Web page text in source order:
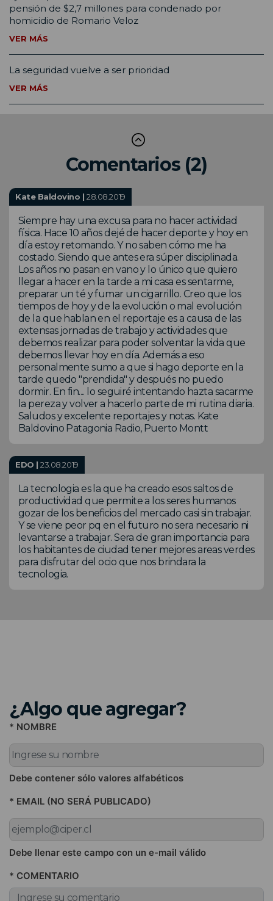
pensión de $2,7 millones para condenado por
homicidio de Romario Veloz
VER MÁS
La seguridad vuelve a ser prioridad
VER MÁS
Comentarios (2)
Kate Baldovino |28.08.2019
Siempre hay una excusa para no hacer actividad
física. Hace 10 años dejé de hacer deporte y hoy en
día estoy retomando. Y no saben cómo me ha
costado. Siendo que antes era súper disciplinada.
Los años no pasan en vano y lo único que quiero
llegar a hacer en la tarde a mi casa es sentarme,
preparar un té y fumar un cigarrillo. Creo que los
tiempos de hoy y de la evolución o mal evolución
de la que hablan en el reportaje es a causa de las
extensas jornadas de trabajo y actividades que
debemos realizar para poder solventar la vida que
debemos llevar hoy en día. Además a eso
personalmente sumo a que si hago deporte en la
tarde quedo "prendida" y después no puedo
dormir. En fin.... lo seguiré intentando hazta sacarme
la pereza y volver a hacerlo parte de mi rutina diaria.
Saludos y excelente reportajes y notas. Kate
Baldovino Patagonia Radio, Puerto Montt
EDO |23.08.2019
La tecnologia es la que ha creado esos saltos de
productividad que permite a los seres humanos
gozar de los beneficios del mercado casi sin trabajar.
Y se viene peor pq en el futuro no sera necesario ni
levantarse a trabajar. Sera de gran importancia para
los habitantes de ciudad tener mejores areas verdes
para disfrutar del ocio que nos brindara la
tecnologia.
¿Algo que agregar?
* NOMBRE
Debe contener sólo valores alfabéticos
* EMAIL (NO SERÁ PUBLICADO)
Debe llenar este campo con un e-mail válido
* COMENTARIO